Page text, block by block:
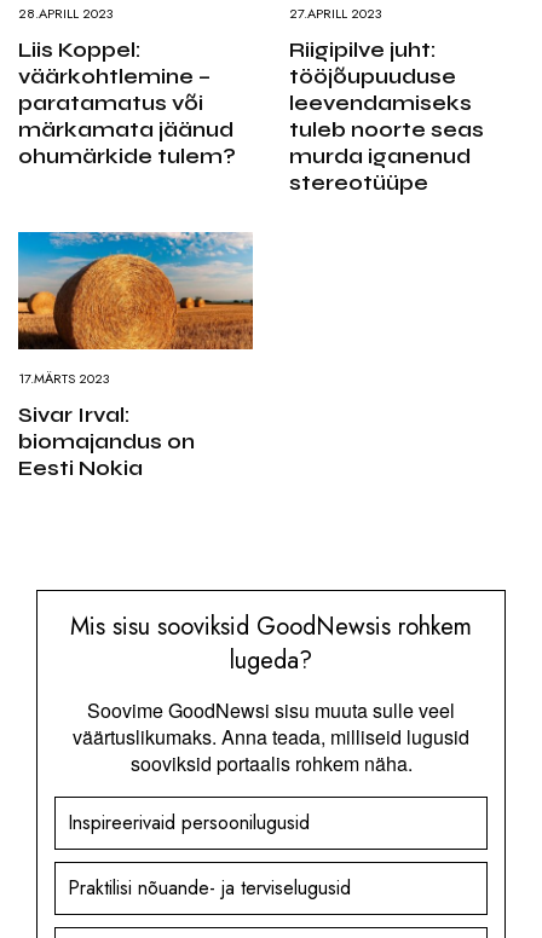
28.APRILL 2023
Liis Koppel:
väärkohtlemine –
paratamatus või
märkamata jäänud
ohumärkide tulem?
27.APRILL 2023
Riigipilve juht:
tööjõupuuduse
leevendamiseks
tuleb noorte seas
murda iganenud
stereotüüpe
17.MÄRTS 2023
Sivar Irval:
biomajandus on
Eesti Nokia
Mis sisu sooviksid GoodNewsis rohkem
lugeda?
Soovime GoodNewsi sisu muuta sulle veel
väärtuslikumaks. Anna teada, milliseid lugusid
sooviksid portaalis rohkem näha.
Inspireerivaid persoonilugusid
Praktilisi nõuande- ja terviselugusid